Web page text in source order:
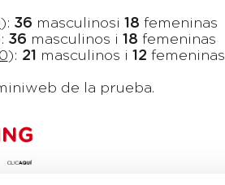
): 36 masculinosi 18 femeninas
36 masculinos i 18 femeninas
): 21 masculinos i 12 femeninas
de la prueba.